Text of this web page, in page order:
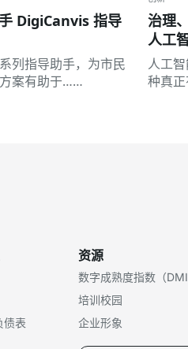
DigiCanvis 指导
列指导助手，为市民
案有助于……
治理
人工
人工
种真
债表
资源
数字成熟度指数（DMI
培训校园
企业形象